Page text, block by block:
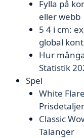
Fylla på
eller webb
5 4 i cm:
global
Hur
Statistik
Spel
White
Prisdetaljer
Classic
Talanger